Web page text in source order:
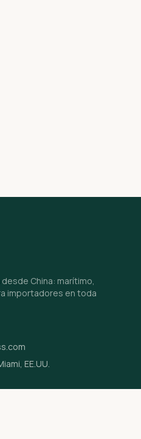
China: marítimo,
importadores en toda
EE.UU.